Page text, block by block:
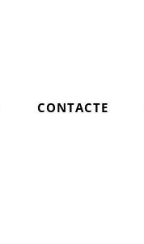
CONTACTE